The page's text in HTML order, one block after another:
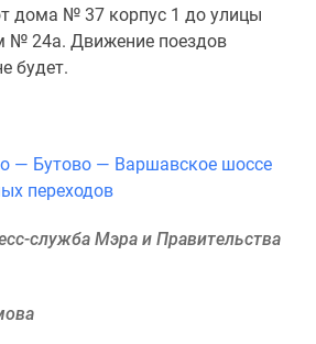
дома № 37 корпус 1 до улицы
№ 24а. Движение поездов
будет.
— Бутово — Варшавское шоссе
переходов
служба Мэра и Правительства